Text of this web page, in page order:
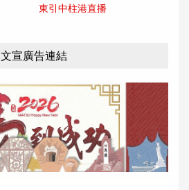
東引中柱港直播
文宣廣告連結